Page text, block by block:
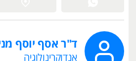
ד"ר אסף יוסף
אנדוקרינולוגיה